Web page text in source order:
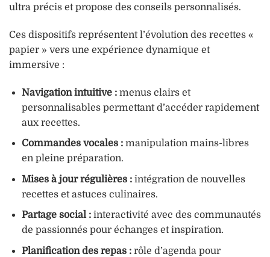
ultra précis et propose des conseils personnalisés.
Ces dispositifs représentent l’évolution des recettes «
papier » vers une expérience dynamique et
immersive :
Navigation intuitive :menus clairs et
personnalisables permettant d’accéder rapidement
aux recettes.
Commandes vocales :manipulation mains-libres
en pleine préparation.
Mises à jour régulières :intégration de nouvelles
recettes et astuces culinaires.
Partage social :interactivité avec des communautés
de passionnés pour échanges et inspiration.
Planification des repas :rôle d’agenda pour